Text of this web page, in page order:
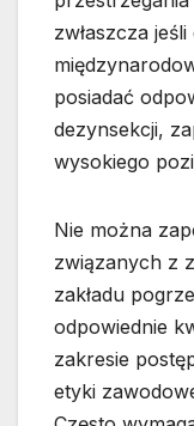
zwłaszcza
posiadać
dezynsekcji,
wysokiego
Nie można
związanych z
zakładu
odpowiednie
zakresie
etyki